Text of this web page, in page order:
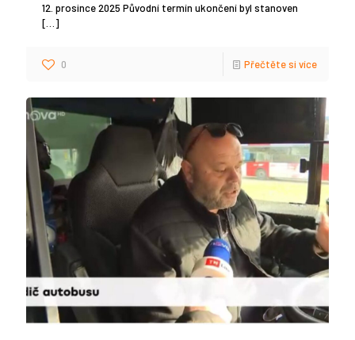
12. prosince 2025 Původní termín ukončení byl stanoven
[…]
0 Přečtěte si více